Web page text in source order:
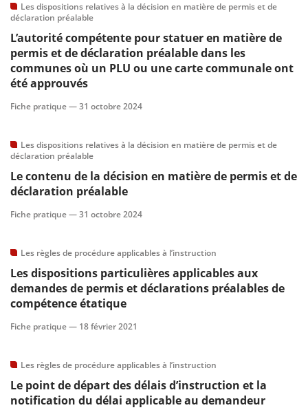
Les dispositions relatives à la décision en matière de permis et de
déclaration préalable
L’autorité compétente pour statuer en matière de
permis et de déclaration préalable dans les
communes où un PLU ou une carte communale ont
été approuvés
Fiche pratique —31 octobre 2024
Les dispositions relatives à la décision en matière de permis et de
déclaration préalable
Le contenu de la décision en matière de permis et de
déclaration préalable
Fiche pratique —31 octobre 2024
Les règles de procédure applicables à l’instruction
Les dispositions particulières applicables aux
demandes de permis et déclarations préalables de
compétence étatique
Fiche pratique — 18 février 2021
Les règles de procédure applicables à l’instruction
Le point de départ des délais d’instruction et la
notification du délai applicable au demandeur